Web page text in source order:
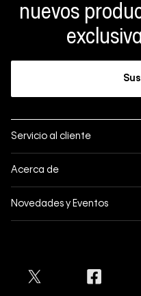
nuevos
Servicio al cliente
Mis pedidos
Formas de pago
Envíos
Acerca de
Política de privacidad
Novedades y Eventos
Cyber Lunes